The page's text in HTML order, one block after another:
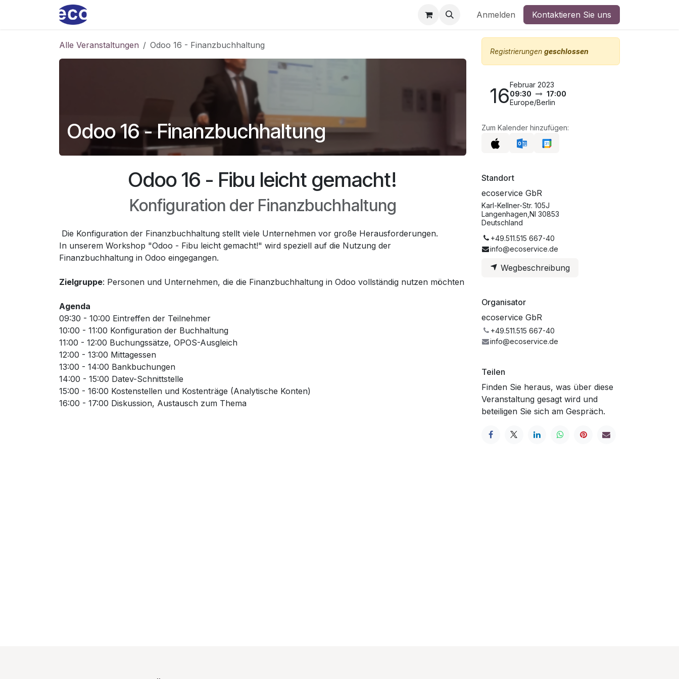
Zum Inhalt springen
Anmelden Kontaktieren Sie uns
Alle Veranstaltungen Odoo 16 - Finanzbuchhaltung
Odoo 16 - Finanzbuchhaltung
Odoo 16 - Fibu leicht gemacht!
Konfiguration der Finanzbuchhaltung
Die Konfiguration der Finanzbuchhaltung stellt viele Unternehmen vor große Herausforderungen.
In unserem Workshop "Odoo - Fibu leicht gemacht!" wird speziell auf die Nutzung der
Finanzbuchhaltung in Odoo eingegangen.
Zielgruppe: Personen und Unternehmen, die die Finanzbuchhaltung in Odoo vollständig nutzen möchten
Agenda
09:30 - 10:00 Eintreffen der Teilnehmer
10:00 - 11:00 Konfiguration der Buchhaltung
11:00 - 12:00 Buchungssätze, OPOS-Ausgleich
12:00 - 13:00 Mittagessen
13:00 - 14:00 Bankbuchungen
14:00 - 15:00 Datev-Schnittstelle
15:00 - 16:00 Kostenstellen und Kostenträge (Analytische Konten)
16:00 - 17:00 Diskussion, Austausch zum Thema
Registrierungen geschlossen
16Februar 2023
09:30
17:00
Europe/Berlin
Zum Kalender hinzufügen:
Standort
ecoservice GbR
Karl-Kellner-Str. 105J
Langenhagen,NI 30853
Deutschland
+49.511.515 667-40
info@ecoservice.de
Wegbeschreibung
Organisator
ecoservice GbR
+49.511.515 667-40
info@ecoservice.de
Teilen
Finden Sie heraus, was über diese
Veranstaltung gesagt wird und
beteiligen Sie sich am Gespräch.